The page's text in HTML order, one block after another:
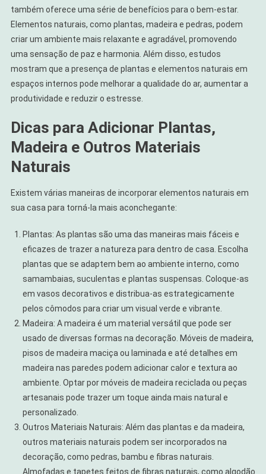
também oferece uma série de benefícios para o bem-estar.
Elementos naturais, como plantas, madeira e pedras, podem
criar um ambiente mais relaxante e agradável, promovendo
uma sensação de paz e harmonia. Além disso, estudos
mostram que a presença de plantas e elementos naturais em
espaços internos pode melhorar a qualidade do ar, aumentar a
produtividade e reduzir o estresse.
Dicas para Adicionar Plantas,
Madeira e Outros Materiais
Naturais
Existem várias maneiras de incorporar elementos naturais em
sua casa para torná-la mais aconchegante:
Plantas: As plantas são uma das maneiras mais fáceis e
eficazes de trazer a natureza para dentro de casa. Escolha
plantas que se adaptem bem ao ambiente interno, como
samambaias, suculentas e plantas suspensas. Coloque-as
em vasos decorativos e distribua-as estrategicamente
pelos cômodos para criar um visual verde e vibrante.
Madeira: A madeira é um material versátil que pode ser
usado de diversas formas na decoração. Móveis de madeira,
pisos de madeira maciça ou laminada e até detalhes em
madeira nas paredes podem adicionar calor e textura ao
ambiente. Optar por móveis de madeira reciclada ou peças
artesanais pode trazer um toque ainda mais natural e
personalizado.
Outros Materiais Naturais: Além das plantas e da madeira,
outros materiais naturais podem ser incorporados na
decoração, como pedras, bambu e fibras naturais.
Almofadas e tapetes feitos de fibras naturais, como algodão